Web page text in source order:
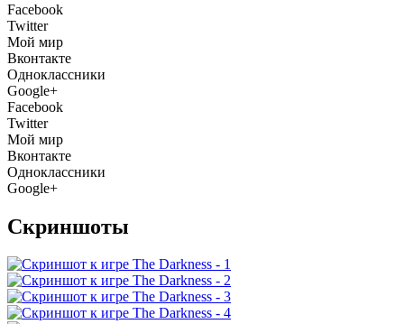
Facebook
Twitter
Мой мир
Вконтакте
Одноклассники
Google+
Facebook
Twitter
Мой мир
Вконтакте
Одноклассники
Google+
Скриншоты